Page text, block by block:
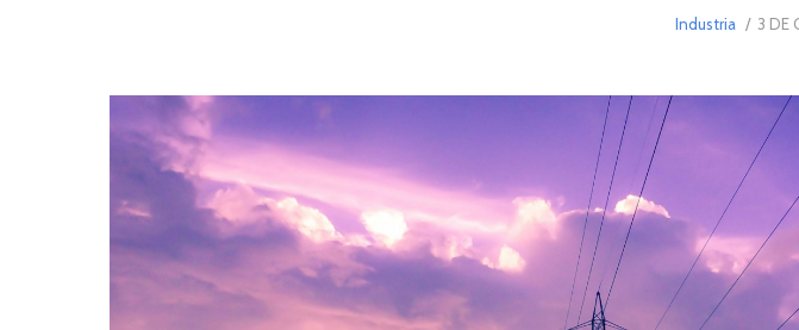
Industria 3 DE